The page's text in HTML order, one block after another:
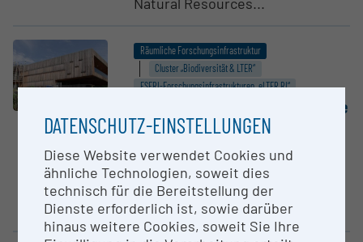
Natural Resources...
Räumliche Forschungsinfrastruktur
Cluster „Biodiversität & LTER“
ESFRI-Forschungs­infrastrukturen „eLTER RI“
Biolo­gische Station Neusiedler See
LTER-Austria - Gesellschaft für
Biologische Station Neusiedler
See is situated at Lake Neusiedl
in Illmitz (Austria) and is a...
DATENSCHUTZ-EINSTELLUNGEN
Diese Website verwendet Cookies und
ähnliche Technologien, soweit dies
technisch für die Bereitstellung der
Dienste erforderlich ist, sowie darüber
hinaus weitere Cookies, soweit Sie Ihre